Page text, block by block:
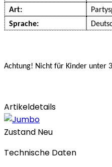
Art:
Sprache:
Achtung! Nicht für Kinder unter
Artikeldetails
Zustand Neu
Technische Daten